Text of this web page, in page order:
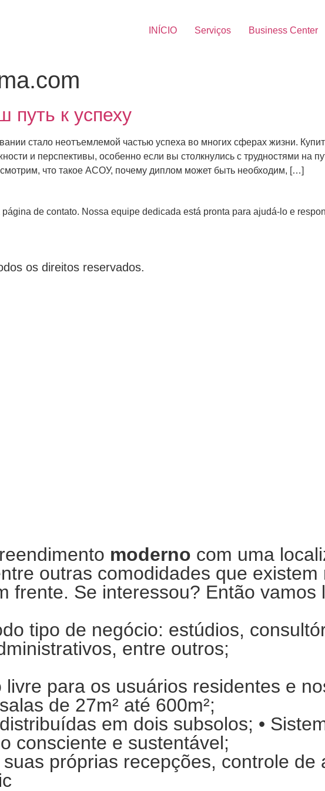
INÍCIO Serviços Business Center
к успеху
стало неотъемлемой частью успеха во многих сферах жизни.
и перспективы, особенно если вы столкнулись с трудностями на
что такое АСОУ, почему диплом может быть необходим, […]
de contato. Nossa equipe dedicada está pronta para ajudá-lo e
os direitos reservados.
moderno com uma
outras comodidades que existem
frente. Se interessou? Então vamos
tipo de negócio: estúdios,
entre outros;
livre para os usuários residentes e
de 27m² até 600m²;
distribuídas em dois subsolos; •
consciente e sustentável;
suas próprias recepções, controle de